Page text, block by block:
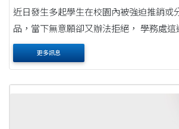
近日發生多起學生在校園內被強迫推銷或
品，當下無意願卻又辦法拒絕， 學務處這
生強迫推銷的事件，仍有以下幾點可以自
更多訊息